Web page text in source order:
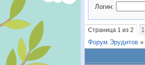
Логин:
Страница 1 из 2 1
Форум Эрудитов »